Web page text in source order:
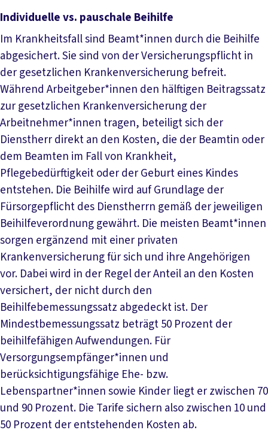
Individuelle vs. pauschale Beihilfe
Im Krankheitsfall sind Beamt*innen durch die Beihilfe
abgesichert. Sie sind von der Versicherungspflicht in
der gesetzlichen Krankenversicherung befreit.
Während Arbeitgeber*innen den hälftigen Beitragssatz
zur gesetzlichen Krankenversicherung der
Arbeitnehmer*innen tragen, beteiligt sich der
Dienstherr direkt an den Kosten, die der Beamtin oder
dem Beamten im Fall von Krankheit,
Pflegebedürftigkeit oder der Geburt eines Kindes
entstehen. Die Beihilfe wird auf Grundlage der
Fürsorgepflicht des Dienstherrn gemäß der jeweiligen
Beihilfeverordnung gewährt. Die meisten Beamt*innen
sorgen ergänzend mit einer privaten
Krankenversicherung für sich und ihre Angehörigen
vor. Dabei wird in der Regel der Anteil an den Kosten
versichert, der nicht durch den
Beihilfebemessungssatz abgedeckt ist. Der
Mindestbemessungssatz beträgt 50 Prozent der
beihilfefähigen Aufwendungen. Für
Versorgungsempfänger*innen und
berücksichtigungsfähige Ehe- bzw.
Lebenspartner*innen sowie Kinder liegt er zwischen 70
und 90 Prozent. Die Tarife sichern also zwischen 10 und
50 Prozent der entstehenden Kosten ab.